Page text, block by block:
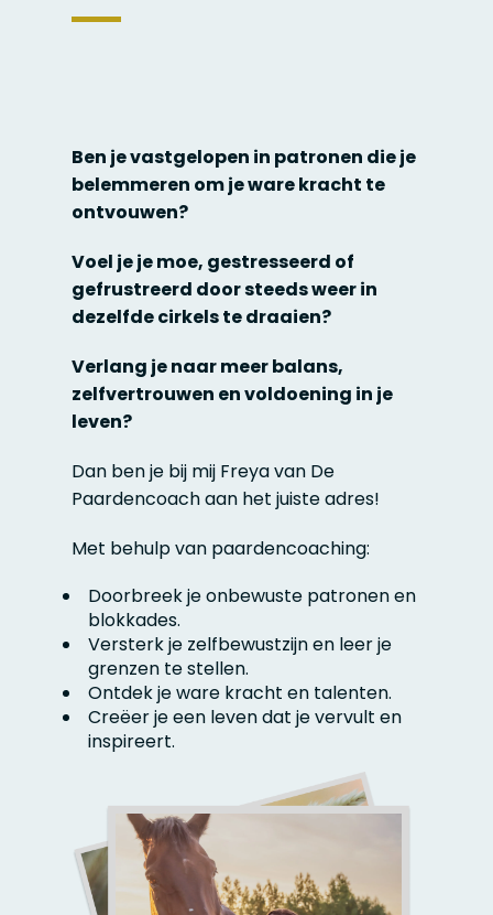
Ben je vastgelopen in patronen die je
belemmeren om je ware kracht te
ontvouwen?
Voel je je moe, gestresseerd of
gefrustreerd door steeds weer in
dezelfde cirkels te draaien?
Verlang je naar meer balans,
zelfvertrouwen en voldoening in je
leven?
Dan ben je bij mij Freya van De
Paardencoach aan het juiste adres!
Met behulp van paardencoaching:
Doorbreek je onbewuste patronen en
blokkades.
Versterk je zelfbewustzijn en leer je
grenzen te stellen.
Ontdek je ware kracht en talenten.
Creëer je een leven dat je vervult en
inspireert.